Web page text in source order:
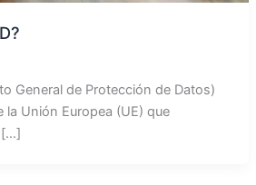
General de Protección de Datos)
la Unión Europea (UE) que
[…]